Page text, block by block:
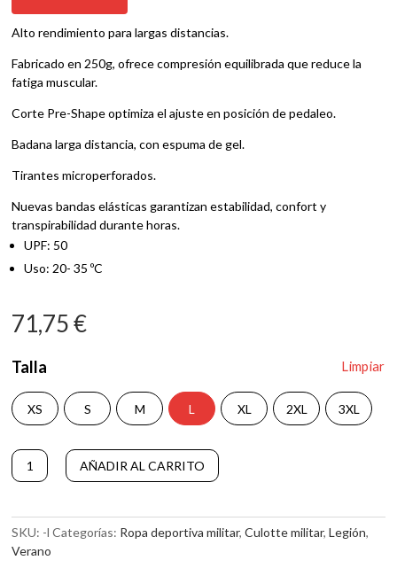
Alto rendimiento para largas distancias.
Fabricado en 250g, ofrece compresión equilibrada que reduce la
fatiga muscular.
Corte Pre-Shape optimiza el ajuste en posición de pedaleo.
Badana larga distancia, con espuma de gel.
Tirantes microperforados.
Nuevas bandas elásticas garantizan estabilidad, confort y
transpirabilidad durante horas.
UPF: 50
Uso: 20- 35 ºC
71,75€
Talla
XS S M L XL 2XL 3XL
Limpiar
CULOTTE
CORTO
2.0
cantidad
AÑADIR AL CARRITO
A
t
e
r
SKU: -l Categorías: Ropa deportiva militar,Culotte militar,Legión,
Verano